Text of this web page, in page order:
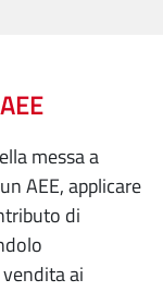
messa a
AEE, applicare
di
ai